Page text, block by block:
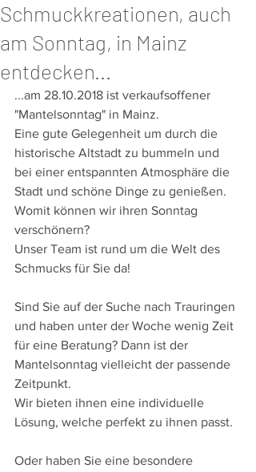
Schmuckkreationen, auch
am Sonntag, in Mainz
entdecken...
...am 28.10.2018 ist verkaufsoffener
"Mantelsonntag" in Mainz.
Eine gute Gelegenheit um durch die
historische Altstadt zu bummeln und
bei einer entspannten Atmosphäre die
Stadt und schöne Dinge zu genießen.
Womit können wir ihren Sonntag
verschönern?
Unser Team ist rund um die Welt des
Schmucks für Sie da!
Sind Sie auf der Suche nach Trauringen
und haben unter der Woche wenig Zeit
für eine Beratung? Dann ist der
Mantelsonntag vielleicht der passende
Zeitpunkt.
Wir bieten ihnen eine individuelle
Lösung, welche perfekt zu ihnen passt.
Oder haben Sie eine besondere